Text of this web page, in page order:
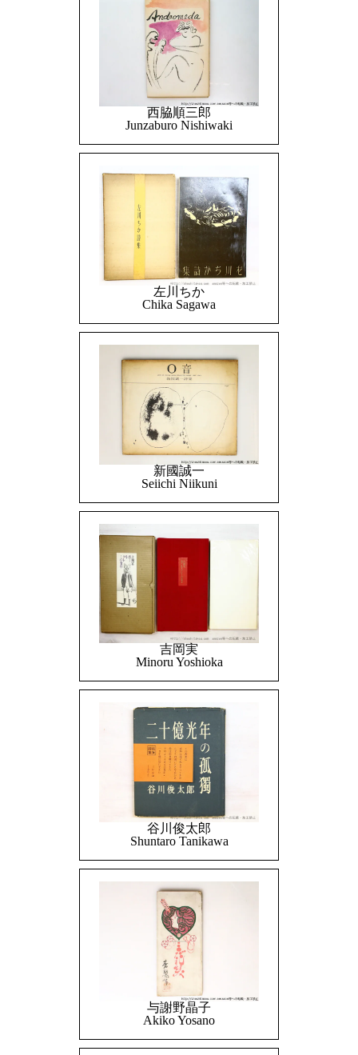
西脇順三郎
Junzaburo Nishiwaki
左川ちか
Chika Sagawa
新國誠一
Seiichi Niikuni
吉岡実
Minoru Yoshioka
谷川俊太郎
Shuntaro Tanikawa
与謝野晶子
Akiko Yosano